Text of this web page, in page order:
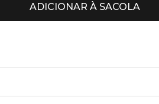
ADICIONAR À SACOLA